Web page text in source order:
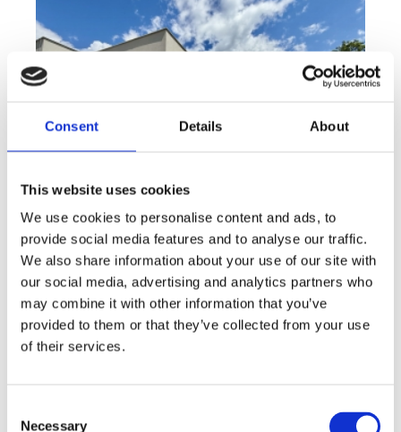
Consent Details About
This website uses cookies
We use cookies to personalise content and ads, to
provide social media features and to analyse our traffic.
We also share information about your use of our site with
our social media, advertising and analytics partners who
may combine it with other information that you’ve
provided to them or that they’ve collected from your use
of their services.
Necessary
Sale houses Family, 181 m² - Unhošť
Offer type
Sale
Property type
House
Virtuální prohlídka
360° video
disposition
Family